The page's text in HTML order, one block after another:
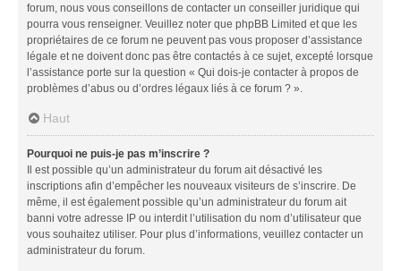
forum, nous vous conseillons de contacter un conseiller juridique qui
pourra vous renseigner. Veuillez noter que phpBB Limited et que les
propriétaires de ce forum ne peuvent pas vous proposer d’assistance
légale et ne doivent donc pas être contactés à ce sujet, excepté lorsque
l’assistance porte sur la question « Qui dois-je contacter à propos de
problèmes d’abus ou d’ordres légaux liés à ce forum ? ».
Haut
Pourquoi ne puis-je pas m’inscrire ?
Il est possible qu’un administrateur du forum ait désactivé les
inscriptions afin d’empêcher les nouveaux visiteurs de s’inscrire. De
même, il est également possible qu’un administrateur du forum ait
banni votre adresse IP ou interdit l’utilisation du nom d’utilisateur que
vous souhaitez utiliser. Pour plus d’informations, veuillez contacter un
administrateur du forum.